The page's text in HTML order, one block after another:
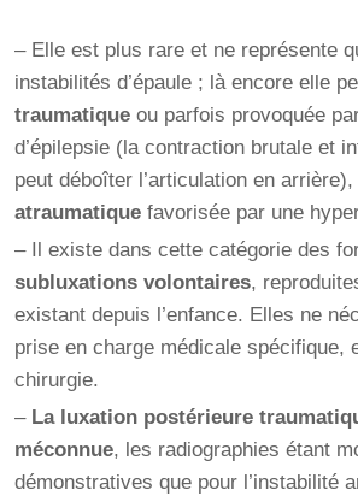
– Elle est plus rare et ne représente
instabilités d’épaule ; là encore elle
traumatique ou parfois provoquée
d’épilepsie (la contraction brutale et
peut déboîter l’articulation en
atraumatique favorisée par une
– Il existe dans cette catégorie des
subluxations volontaires,
existant depuis l’enfance. Elles ne
prise en charge médicale spécifique,
chirurgie.
– La luxation postérieure
méconnue, les radiographies étant
démonstratives que pour l’instabilité